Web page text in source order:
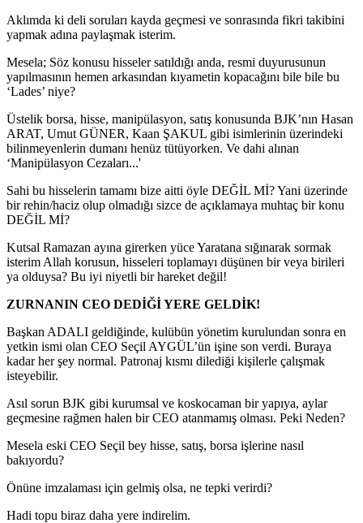
Aklımda ki deli soruları kayda geçmesi ve sonrasında fikri takibini
yapmak adına paylaşmak isterim.
Mesela; Söz konusu hisseler satıldığı anda, resmi duyurusunun
yapılmasının hemen arkasından kıyametin kopacağını bile bile bu
‘Lades’ niye?
Üstelik borsa, hisse, manipülasyon, satış konusunda BJK’nın Hasan
ARAT, Umut GÜNER, Kaan ŞAKUL gibi isimlerinin üzerindeki
bilinmeyenlerin dumanı henüz tütüyorken. Ve dahi alınan
‘Manipülasyon Cezaları...'
Sahi bu hisselerin tamamı bize aitti öyle DEĞİL Mİ? Yani üzerinde
bir rehin/haciz olup olmadığı sizce de açıklamaya muhtaç bir konu
DEĞİL Mİ?
Kutsal Ramazan ayına girerken yüce Yaratana sığınarak sormak
isterim Allah korusun, hisseleri toplamayı düşünen bir veya birileri
ya olduysa? Bu iyi niyetli bir hareket değil!
ZURNANIN CEO DEDİĞİ YERE GELDİK!
Başkan ADALI geldiğinde, kulübün yönetim kurulundan sonra en
yetkin ismi olan CEO Seçil AYGÜL’ün işine son verdi. Buraya
kadar her şey normal. Patronaj kısmı dilediği kişilerle çalışmak
isteyebilir.
Asıl sorun BJK gibi kurumsal ve koskocaman bir yapıya, aylar
geçmesine rağmen halen bir CEO atanmamış olması. Peki Neden?
Mesela eski CEO Seçil bey hisse, satış, borsa işlerine nasıl
bakıyordu?
Önüne imzalaması için gelmiş olsa, ne tepki verirdi?
Hadi topu biraz daha yere indirelim.